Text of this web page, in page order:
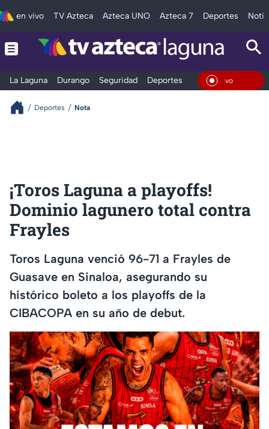
en vivo TV Azteca Azteca UNO Azteca 7 Deportes
La Laguna Durango Seguridad Deportes EntretenimientoEn
Deportes Nota
¡Toros Laguna a playoffs!
Dominio lagunero total contra
Frayles
Toros Laguna venció 96-71 a Frayles de
Guasave en Sinaloa, asegurando su
histórico boleto a los playoffs de la
CIBACOPA en su año de debut.